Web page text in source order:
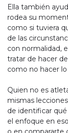
Ella también
rodea su
como si tuviera
de las
con normalidad,
tratar de hacer
como no hacer
Quien no es
mismas
de identificar
el enfoque en